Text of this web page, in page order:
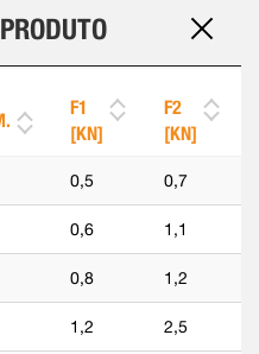
F1
[KN]
F2
[KN]
0,5 0,7
0,6 1,1
0,8 1,2
1,2 2,5